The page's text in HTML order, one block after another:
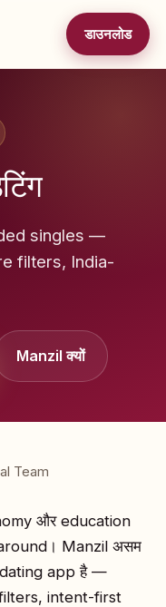
डाउनलोड
singles —
filters, India-
Manzil क्यों
Team
और education
Manzil असम
app है —
intent-first